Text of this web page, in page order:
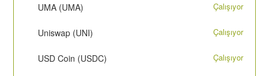
UMA (UMA) Çalışıyor
Uniswap (UNI) Çalışıyor
USD Coin (USDC) Çalışıyor